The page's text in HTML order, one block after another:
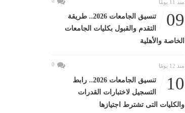
منذ 11 يومًا
09
تنسيق الجامعات 2026.. طريقة
التقدم والقبول بكليات الجامعات
الخاصة والأهلية
منذ 12 يومًا 0
10
تنسيق الجامعات 2026.. رابط
التسجيل لاختبارات القدرات
والكليات التى تشترط اجتيازها